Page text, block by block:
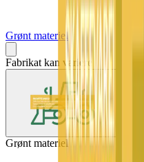
Grønt materiel
Fabrikat kan variere
Grønt materiel